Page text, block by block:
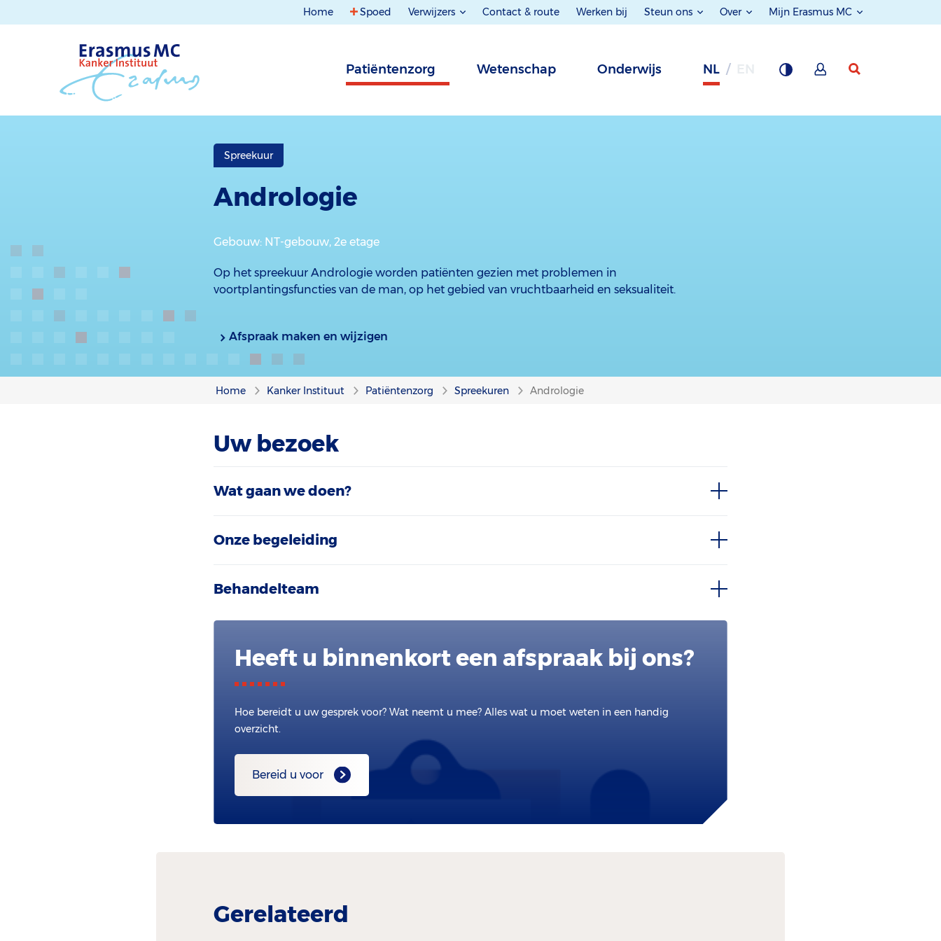
Home Spoed Verwijzers Contact & route Werken bij Steun ons Over Mijn Erasmus MC
Patiëntenzorg Wetenschap Onderwijs NL
Spreekuur
Andrologie
Gebouw: NT-gebouw, 2e etage
Op het spreekuur Andrologie worden patiënten gezien met problemen in
voortplantingsfuncties van de man, op het gebied van vruchtbaarheid en seksualiteit.
Afspraak maken en wijzigen
Home Kanker Instituut Patiëntenzorg Spreekuren Andrologie
Uw bezoek
Wat gaan we doen?
Onze begeleiding
Behandelteam
Heeft u binnenkort een afspraak bij ons?
Hoe bereidt u uw gesprek voor? Wat neemt u mee? Alles wat u moet weten in een handig
overzicht.
Bereid u voor
Gerelateerd